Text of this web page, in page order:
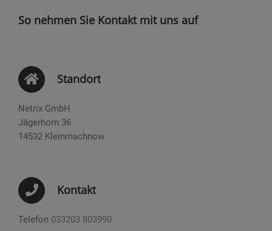
So nehmen Sie Kontakt mit uns auf
Standort
Netrix GmbH
Jägerhorn 36
14532 Kleinmachnow
Kontakt
Telefon 033203 803990